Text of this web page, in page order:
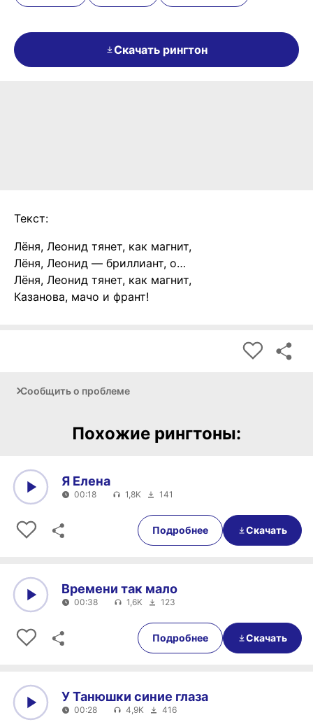
Скачать рингтон
Текст:
Лёня, Леонид тянет, как магнит,
Лёня, Леонид — бриллиант, о…
Лёня, Леонид тянет, как магнит,
Казанова, мачо и франт!
Сообщить о проблеме
Похожие рингтоны:
00:18
Я Елена
00:18 1,8K 141
Подробнее Скачать
00:38
Времени так мало
00:38 1,6K 123
Подробнее Скачать
У Танюшки синие глаза
00:28 4,9K 416